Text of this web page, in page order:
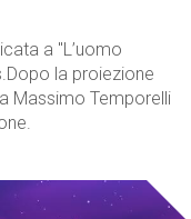
a "L’uomo
la proiezione
Massimo Temporelli